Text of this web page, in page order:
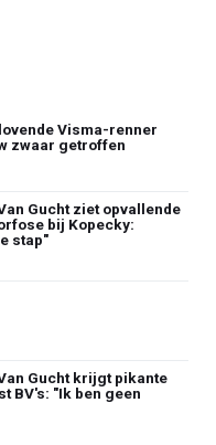
Visma-renner
zwaar getroffen
Gucht ziet opvallende
bij Kopecky:
stap"
Gucht krijgt pikante
BV's: "Ik ben geen